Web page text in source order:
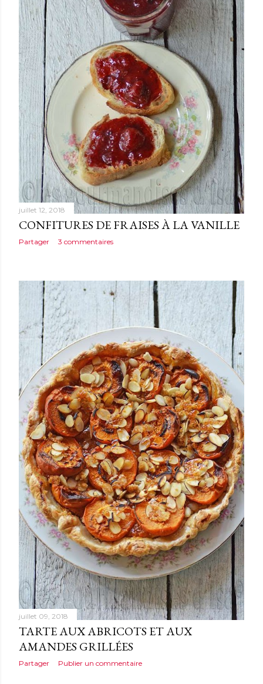
juillet 12, 2018
CONFITURES DE FRAISES À LA VANILLE
Partager 3 commentaires
juillet 09, 2018
TARTE AUX ABRICOTS ET AUX
AMANDES GRILLÉES
Partager Publier un commentaire